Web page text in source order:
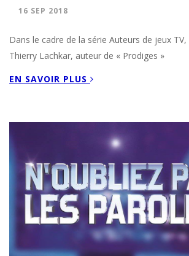
16 SEP 2018
Dans le cadre de la série Auteurs de jeux TV,
Thierry Lachkar, auteur de « Prodiges »
EN SAVOIR PLUS